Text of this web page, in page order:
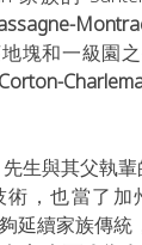
塊和一級園
Corton-
生與其父執
，也當了加
延續家族傳